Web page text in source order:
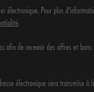
électronique. Pour plus
.
afin de recevoir des offres et
électronique sera transmise à